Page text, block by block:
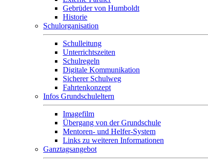
Gebrüder von Humboldt
Historie
Schulorganisation
Schulleitung
Unterrichtszeiten
Schulregeln
Digitale Kommunikation
Sicherer Schulweg
Fahrtenkonzept
Infos Grundschuleltern
Imagefilm
Übergang von der Grundschule
Mentoren- und Helfer-System
Links zu weiteren Informationen
Ganztagsangebot